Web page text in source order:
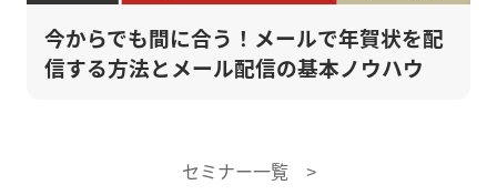
今からでも間に合う！メールで年賀状を配
信する方法とメール配信の基本ノウハウ
セミナー一覧 >